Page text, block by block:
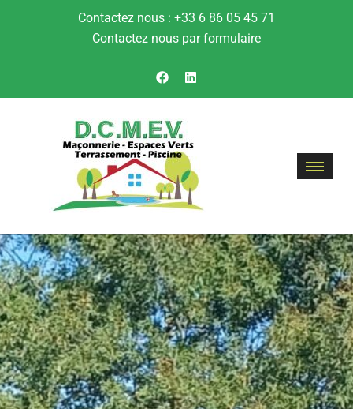
Contactez nous : +33 6 86 05 45 71
Contactez nous par formulaire